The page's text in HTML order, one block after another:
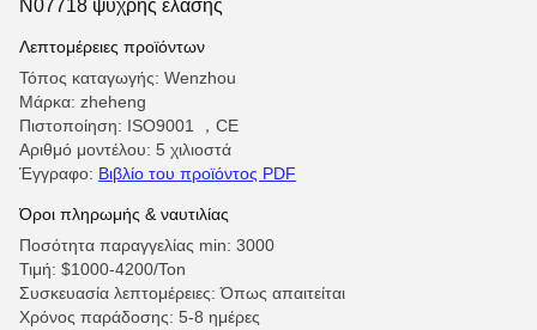
N07718 ψυχρής έλασης
Λεπτομέρειες προϊόντων
Τόπος καταγωγής: Wenzhou
Μάρκα: zheheng
Πιστοποίηση: ISO9001 ，CE
Αριθμό μοντέλου: 5 χιλιοστά
Έγγραφο: Βιβλίο του προϊόντος PDF
Όροι πληρωμής & ναυτιλίας
Ποσότητα παραγγελίας min: 3000
Τιμή: $1000-4200/Ton
Συσκευασία λεπτομέρειες: Όπως απαιτείται
Χρόνος παράδοσης: 5-8 ημέρες